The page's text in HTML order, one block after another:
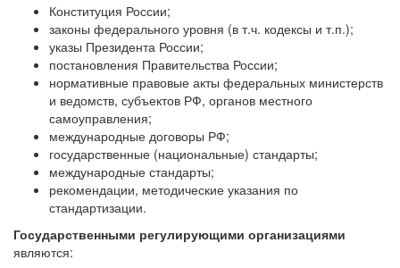
Конституция России;
законы федерального уровня (в т.ч. кодексы и т.п.);
указы Президента России;
постановления Правительства России;
нормативные правовые акты федеральных министерств
и ведомств, субъектов РФ, органов местного
самоуправления;
международные договоры РФ;
государственные (национальные) стандарты;
международные стандарты;
рекомендации, методические указания по
стандартизации.
Государственными регулирующими организациями
являются: